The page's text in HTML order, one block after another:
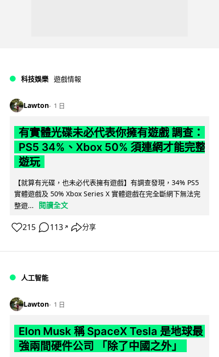
科技娛樂 遊戲情報
Lawton 1 日
有實體光碟未必代表你擁有遊戲 調查：
PS5 34%、Xbox 50% 須連網才能完整
遊玩
【就算有光碟，也未必代表擁有遊戲】有調查發現，34% PS5
實體遊戲及 50% Xbox Series X 實體遊戲在完全斷網下無法完
整遊...
閱讀全文
215 113 ↗ 分享
人工智能
Lawton 1 日
Elon Musk 稱 SpaceX Tesla 是地球最
強兩間硬件公司 「除了中國之外」